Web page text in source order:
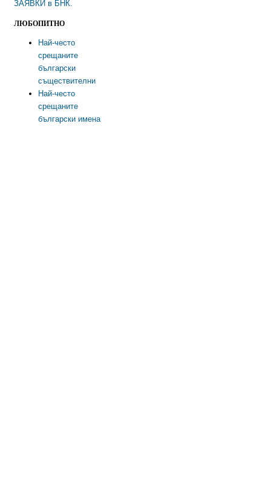
ЗАЯВКИ в БНК.
ЛЮБОПИТНО
Най-често
срещаните
български
съществителни
Най-често
срещаните
български имена